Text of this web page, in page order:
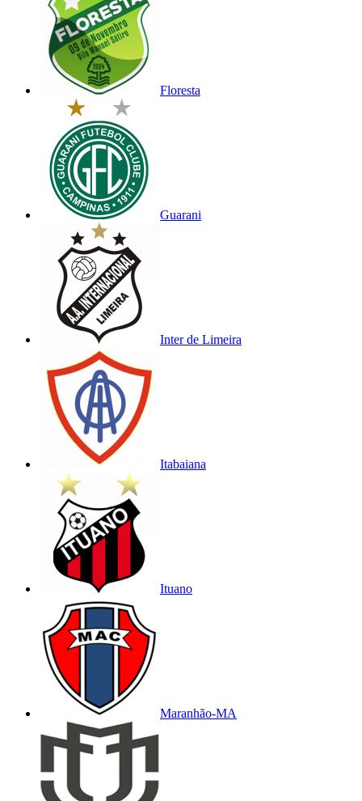
Floresta
Guarani
Inter de Limeira
Itabaiana
Ituano
Maranhão-MA